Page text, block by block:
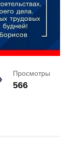
Просмотры
566